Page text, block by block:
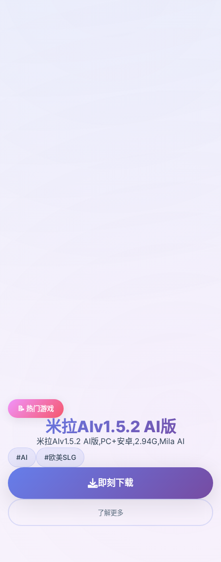
📝 热门游戏
米拉AIv1.5.2 AI版
米拉AIv1.5.2 AI版,PC+安卓,2.94G,Mila AI
#AI #欧美SLG
即刻下载
了解更多